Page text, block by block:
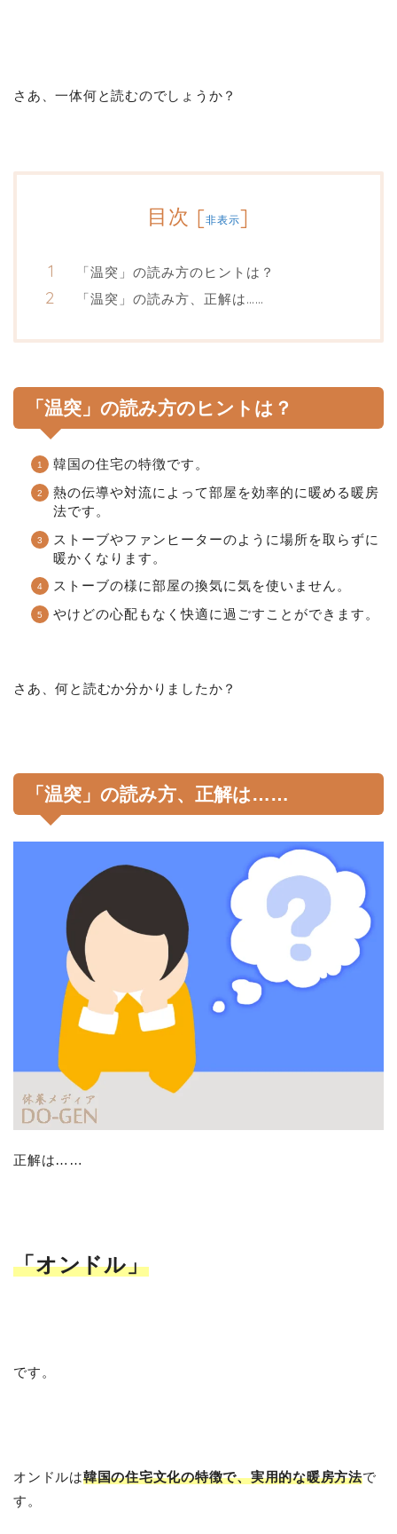
さあ、一体何と読むのでしょうか？
目次 [非表示]
「温突」の読み方のヒントは？
「温突」の読み方、正解は……
「温突」の読み方のヒントは？
韓国の住宅の特徴です。
熱の伝導や対流によって部屋を効率的に暖める暖房
法です。
ストーブやファンヒーターのように場所を取らずに
暖かくなります。
ストーブの様に部屋の換気に気を使いません。
やけどの心配もなく快適に過ごすことができます。
さあ、何と読むか分かりましたか？
「温突」の読み方、正解は……
正解は……
「オンドル」
です。
オンドルは韓国の住宅文化の特徴で、実用的な暖房方法で
す。